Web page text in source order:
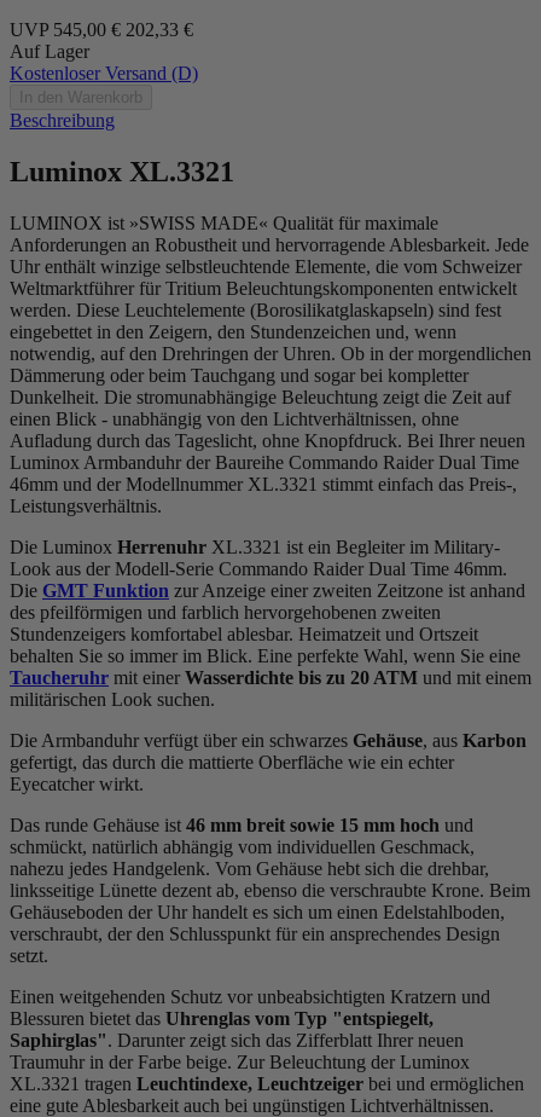
UVP 545,00 € 202,33 €
Auf Lager
Kostenloser Versand (D)
In den Warenkorb
Beschreibung
Luminox XL.3321
LUMINOX ist »SWISS MADE« Qualität für maximale
Anforderungen an Robustheit und hervorragende Ablesbarkeit. Jede
Uhr enthält winzige selbstleuchtende Elemente, die vom Schweizer
Weltmarktführer für Tritium Beleuchtungskomponenten entwickelt
werden. Diese Leuchtelemente (Borosilikatglaskapseln) sind fest
eingebettet in den Zeigern, den Stundenzeichen und, wenn
notwendig, auf den Drehringen der Uhren. Ob in der morgendlichen
Dämmerung oder beim Tauchgang und sogar bei kompletter
Dunkelheit. Die stromunabhängige Beleuchtung zeigt die Zeit auf
einen Blick - unabhängig von den Lichtverhältnissen, ohne
Aufladung durch das Tageslicht, ohne Knopfdruck. Bei Ihrer neuen
Luminox Armbanduhr der Baureihe Commando Raider Dual Time
46mm und der Modellnummer XL.3321 stimmt einfach das Preis-,
Leistungsverhältnis.
Die Luminox Herrenuhr XL.3321 ist ein Begleiter im Military-
Look aus der Modell-Serie Commando Raider Dual Time 46mm.
Die GMT Funktion zur Anzeige einer zweiten Zeitzone ist anhand
des pfeilförmigen und farblich hervorgehobenen zweiten
Stundenzeigers komfortabel ablesbar. Heimatzeit und Ortszeit
behalten Sie so immer im Blick. Eine perfekte Wahl, wenn Sie eine
Taucheruhr mit einer Wasserdichte bis zu 20 ATM und mit einem
militärischen Look suchen.
Die Armbanduhr verfügt über ein schwarzes Gehäuse, aus Karbon
gefertigt, das durch die mattierte Oberfläche wie ein echter
Eyecatcher wirkt.
Das runde Gehäuse ist 46 mm breit sowie 15 mm hoch und
schmückt, natürlich abhängig vom individuellen Geschmack,
nahezu jedes Handgelenk. Vom Gehäuse hebt sich die drehbar,
linksseitige Lünette dezent ab, ebenso die verschraubte Krone. Beim
Gehäuseboden der Uhr handelt es sich um einen Edelstahlboden,
verschraubt, der den Schlusspunkt für ein ansprechendes Design
setzt.
Einen weitgehenden Schutz vor unbeabsichtigten Kratzern und
Blessuren bietet das Uhrenglas vom Typ "entspiegelt,
Saphirglas". Darunter zeigt sich das Zifferblatt Ihrer neuen
Traumuhr in der Farbe beige. Zur Beleuchtung der Luminox
XL.3321 tragen Leuchtindexe, Leuchtzeiger bei und ermöglichen
eine gute Ablesbarkeit auch bei ungünstigen Lichtverhältnissen.